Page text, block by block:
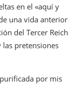
en el «aquí y
una vida anterior
del Tercer Reich
pretensiones
por mis